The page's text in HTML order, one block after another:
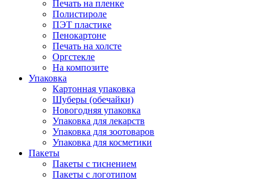
Печать на пленке
Полистироле
ПЭТ пластике
Пенокартоне
Печать на холсте
Оргстекле
На композите
Упаковка
Картонная упаковка
Шуберы (обечайки)
Новогодняя упаковка
Упаковка для лекарств
Упаковка для зоотоваров
Упаковка для косметики
Пакеты
Пакеты с тиснением
Пакеты с логотипом